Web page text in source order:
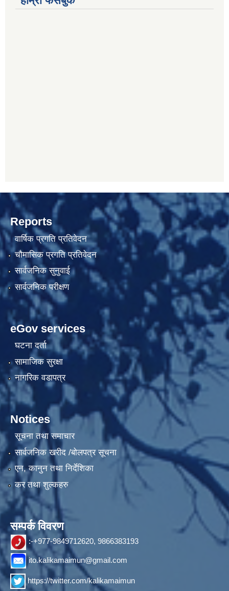
Reports
वार्षिक प्रगति प्रतिवेदन
चौमासिक प्रगति प्रतिवेदन
सार्वजनिक सुनुवाई
सार्वजनिक परीक्षण
eGov services
घटना दर्ता
सामाजिक सुरक्षा
नागरिक वडापत्र
Notices
सूचना तथा समाचार
सार्वजनिक खरीद /बोलपत्र सूचना
एन, कानुन तथा निर्देशिका
कर तथा शुल्कहरु
सम्पर्क विवरण
:-+977-9849712620, 9866383193
ito.kalikamaimun@gmail.com
https://twitter.com/kalikamaimun